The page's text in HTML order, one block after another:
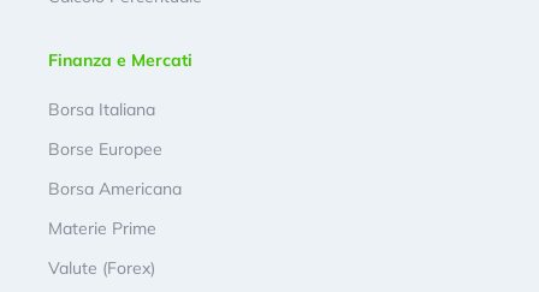
Finanza e Mercati
Borsa Italiana
Borse Europee
Borsa Americana
Materie Prime
Valute (Forex)